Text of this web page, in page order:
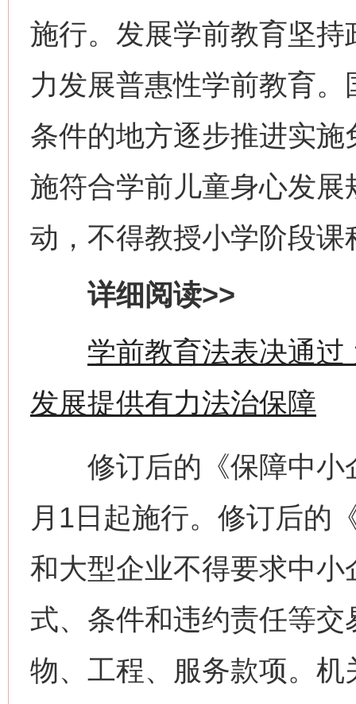
施行。发展学前教育坚
力发展普惠性学前教育
条件的地方逐步推进实
施符合学前儿童身心发
动，不得教授小学阶段课
详细阅读>>
学前教育法表决通
发展提供有力法治保障
修订后的《保障中小
月1日起施行。修订后的
和大型企业不得要求中
式、条件和违约责任等
物、工程、服务款项。